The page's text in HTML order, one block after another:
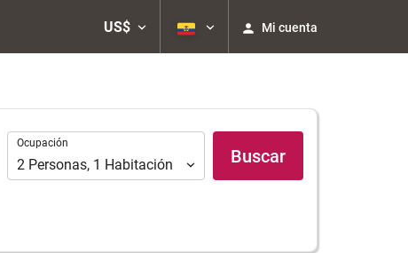
US$ Mi cuenta
Ocupación
Ocupación
2 Personas, 1 Habitación Buscar